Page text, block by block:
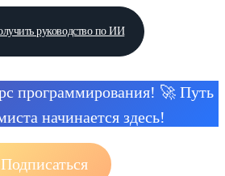
руководство по ИИ
программирования! 🚀 Путь
начинается здесь!
Подписаться